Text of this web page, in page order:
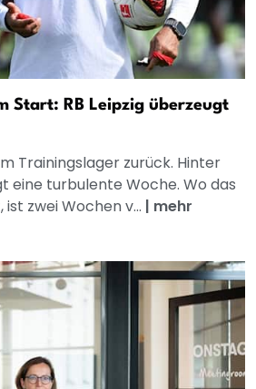
Start: RB Leipzig überzeugt
Trainingslager zurück. Hinter
eine turbulente Woche. Wo das
zwei Wochen v... | mehr